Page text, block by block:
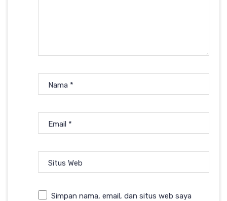
Nama *
Email *
Situs Web
Simpan nama, email, dan situs web saya